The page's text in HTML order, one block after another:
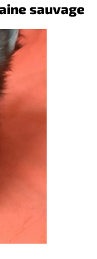
sauvage